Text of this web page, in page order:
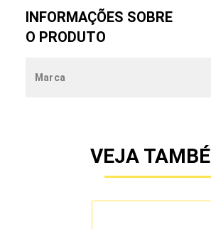
INFORMAÇÕES SOBRE
O PRODUTO
Marca
VEJA